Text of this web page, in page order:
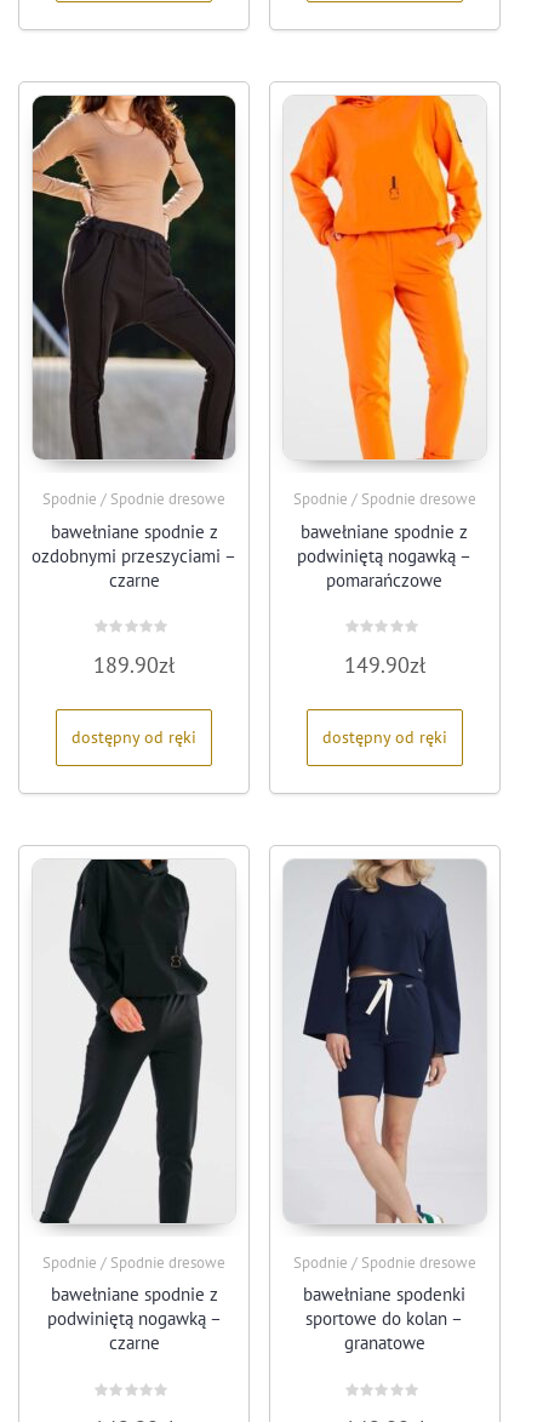
Spodnie / Spodnie dresowe
bawełniane spodnie z
ozdobnymi przeszyciami –
czarne
0
na
189.90zł
dostępny od ręki
Spodnie / Spodnie dresowe
bawełniane spodnie z
podwiniętą nogawką –
pomarańczowe
0
na
149.90zł
dostępny od ręki
Spodnie / Spodnie dresowe
bawełniane spodnie z
podwiniętą nogawką –
czarne
Spodnie / Spodnie dresowe
bawełniane spodenki
sportowe do kolan –
granatowe